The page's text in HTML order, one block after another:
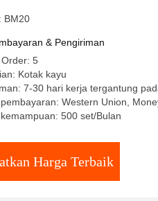
BM20
& Pengiriman
5
Kotak kayu
7-30 hari kerja tergantung
Western Union,
500 set/Bulan
Harga Terbaik